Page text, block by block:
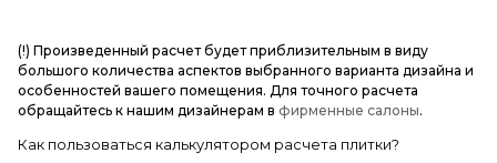
(!) Произведенный расчет будет приблизительным в виду
большого количества аспектов выбранного варианта дизайна и
особенностей вашего помещения. Для точного расчета
обращайтесь к нашим дизайнерам в фирменные салоны.
Как пользоваться калькулятором расчета плитки?